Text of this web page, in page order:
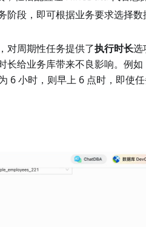
阶段，即可根据业务要求选择
对周期性任务提供了执行时长选
长给业务库带来不良影响。例
6 小时，则早上 6 点时，即使